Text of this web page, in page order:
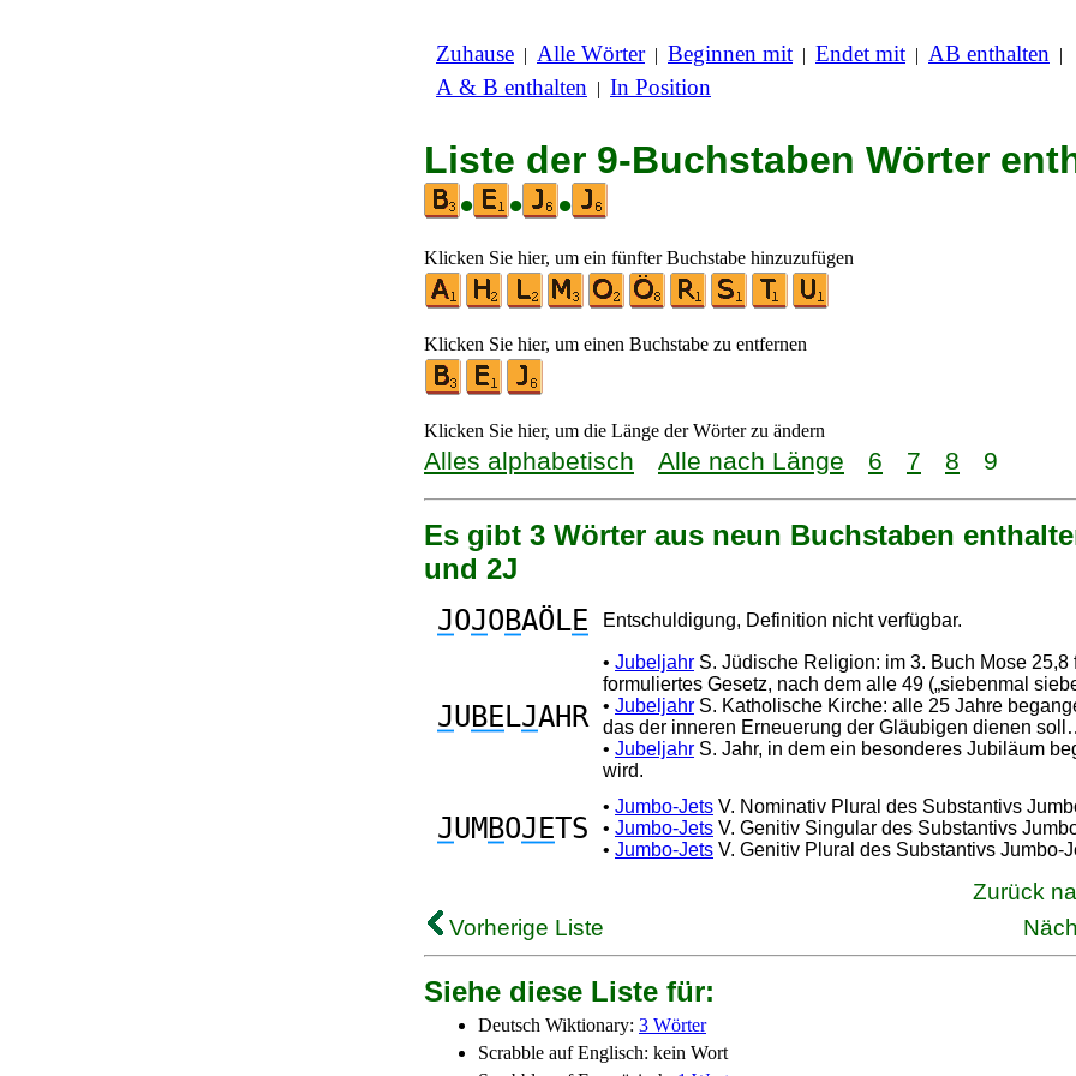
Zuhause | Alle Wörter| Beginnen mit | Endet mit | AB enthalten |
A & B enthalten | In Position
Liste der 9-Buchstaben Wörter
•
• •
Klicken Sie hier, um ein fünfter Buchstabe hinzuzufügen
Klicken Sie hier, um einen Buchstabe zu entfernen
Klicken Sie hier, um die Länge der Wörter zu ändern
Alles alphabetisch Alle nach Länge 6 7 8 9
Es gibt 3 Wörter aus neun Buchstaben
und 2J
JOJOBAÖLE Entschuldigung, Definition nicht verfügbar.
JUBE LJAHR
• Jubeljahr S. Jüdische Religion: im 3. Buch Mose 25,8
formuliertes Gesetz, nach dem alle 49 („siebenmal
• Jubeljahr S. Katholische Kirche: alle 25 Jahre
das der inneren Erneuerung der Gläubigen dienen
• Jubeljahr S. Jahr, in dem ein besonderes Jubiläum
wird.
JUM BOJETS
• Jumbo-Jets V. Nominativ Plural des Substantivs
• Jumbo-Jets V. Genitiv Singular des Substantivs
• Jumbo-Jets V. Genitiv Plural des Substantivs Jumbo-
Zurück
Vorherige Liste
Siehe diese Liste für:
Deutsch Wiktionary: 3 Wörter
Scrabble auf Englisch: kein Wort